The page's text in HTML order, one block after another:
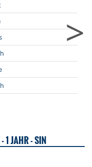
>
1 JAHR - SIN